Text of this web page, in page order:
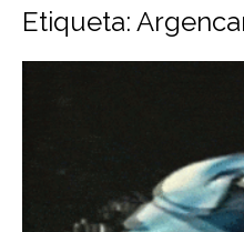
Etiqueta: